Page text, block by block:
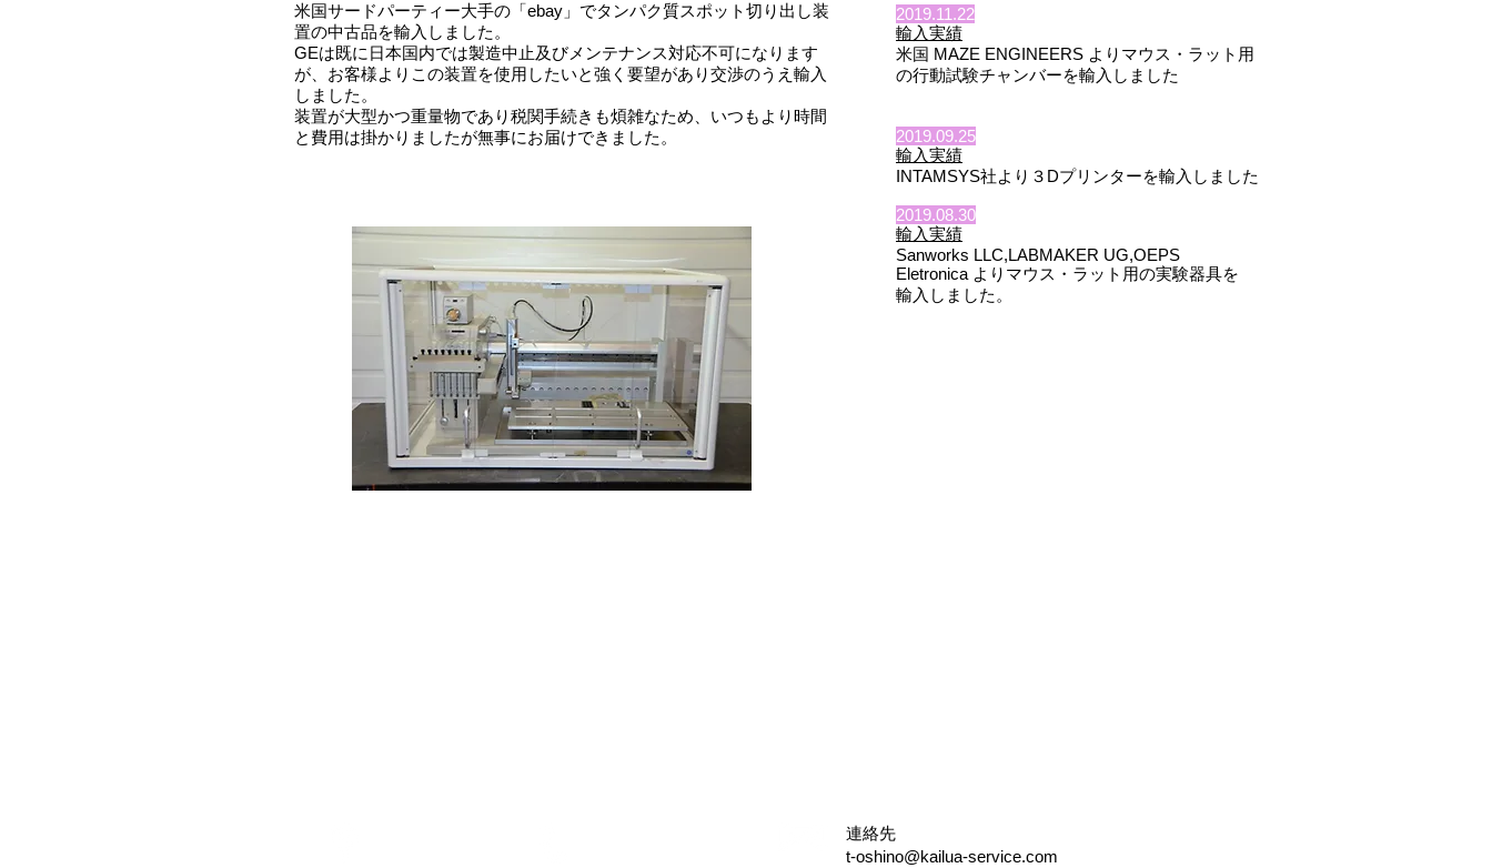
米国サードパーティー大手の「ebay」でタンパク質スポット切り出し装
置の中古品を輸入しました。
GEは既に日本国内では製造中止及びメンテナンス対応不可になります
が、お客様よりこの装置を使用したいと強く要望があり交渉のうえ輸入
しました。
装置が大型かつ重量物であり税関手続きも煩雑なため、いつもより時間
と費用は掛かりましたが無事にお届けできました。
2019.09.25
輸入実績
INTAMSYS社より３Dプリンターを輸入しました
2019.11.22
輸入実績
米国 MAZE ENGINEERS よりマウス・ラット用
の行動試験チャンバーを輸入しました
2019.08.30
輸入実績
Sanworks LLC,LABMAKER UG,OEPS
Eletronica よりマウス・ラット用の実験器具を
輸入しました。
連絡先
t-oshino@kailua-service.com